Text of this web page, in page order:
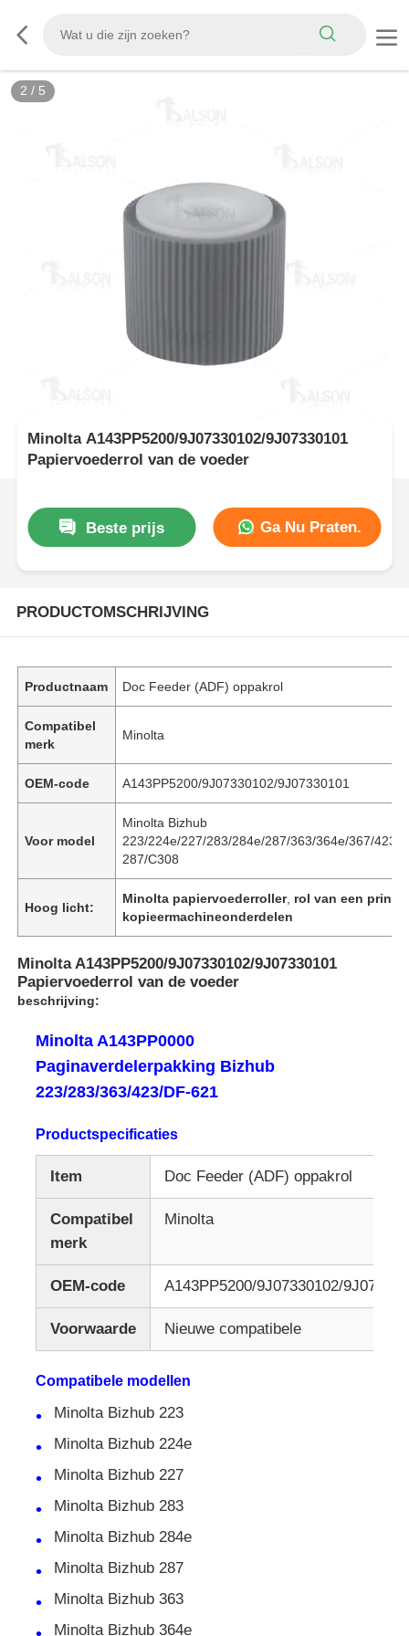
2 / 5
Minolta A143PP5200/9J07330102/9J07330101
Papiervoederrol van de voeder
Beste prijs Ga Nu Praten.
PRODUCTOMSCHRIJVING
Productnaam Doc Feeder (ADF) oppakrol
Compatibel
merk
Minolta
OEM-code A143PP5200/9J07330102/9J07330101
Voor model
Minolta Bizhub
223/224e/227/283/284e/287/363/364e/367/423/
287/C308
Hoog licht:
Minolta papiervoederroller, rol van een
kopieermachineonderdelen
Minolta A143PP5200/9J07330102/9J07330101
Papiervoederrol van de voeder
beschrijving:
Minolta A143PP0000
Paginaverdelerpakking Bizhub
223/283/363/423/DF-621
Productspecificaties
Item Doc Feeder (ADF) oppakrol
Compatibel
merk
Minolta
OEM-code A143PP5200/9J07330102/
Voorwaarde Nieuwe compatibele
Compatibele modellen
Minolta Bizhub 223
Minolta Bizhub 224e
Minolta Bizhub 227
Minolta Bizhub 283
Minolta Bizhub 284e
Minolta Bizhub 287
Minolta Bizhub 363
Minolta Bizhub 364e